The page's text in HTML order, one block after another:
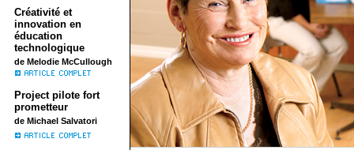
Créativité et
innovation en
éducation
technologique
de Melodie McCullough
Project pilote fort
prometteur
de Michael Salvatori